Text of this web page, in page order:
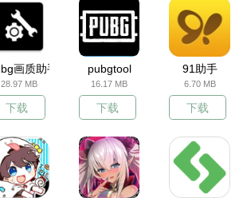
画质助手
28.97 MB
下载
pubgtool
16.17 MB
下载
91助手
6.70 MB
下载